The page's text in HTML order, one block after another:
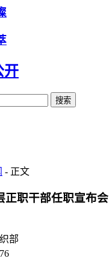
开
搜索
- 正文
正职干部任职宣布会
部